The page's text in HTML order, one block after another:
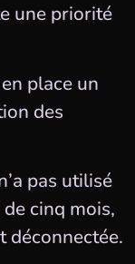
une priorité
place un
des
pas utilisé
cinq mois,
déconnectée.